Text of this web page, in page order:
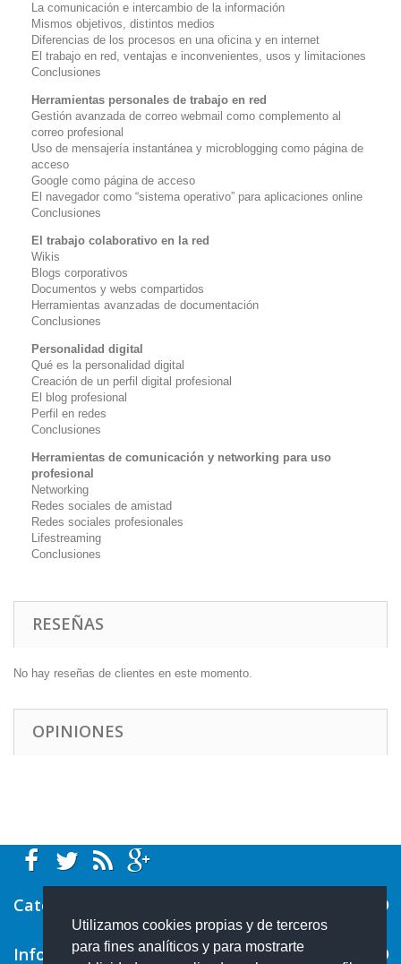
Utilizamos cookies propias y de terceros
para fines analíticos y para mostrarte
La comunicación e intercambio de la información
Mismos objetivos, distintos medios
Diferencias de los procesos en una oficina y en internet
El trabajo en red, ventajas e inconvenientes, usos y limitaciones
Conclusiones
Herramientas personales de trabajo en red
Gestión avanzada de correo webmail como complemento al
correo profesional
Uso de mensajería instantánea y microblogging como página de
acceso
Google como página de acceso
El navegador como “sistema operativo” para aplicaciones online
Conclusiones
El trabajo colaborativo en la red
Wikis
Blogs corporativos
Documentos y webs compartidos
Herramientas avanzadas de documentación
Conclusiones
Personalidad digital
Qué es la personalidad digital
Creación de un perfil digital profesional
El blog profesional
Perfil en redes
Conclusiones
Herramientas de comunicación y networking para uso
profesional
Networking
Redes sociales de amistad
Redes sociales profesionales
Lifestreaming
Conclusiones
RESEÑAS
No hay reseñas de clientes en este momento.
OPINIONES
Categorías
Información